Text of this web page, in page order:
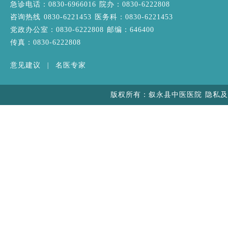
急诊电话：0830-6966016 院办：0830-6222808
咨询热线 0830-6221453 医务科：0830-6221453
党政办公室：0830-6222808 邮编：646400
传真：0830-6222808
意见建议 名医专家
版权所有：叙永县中医医院 隐